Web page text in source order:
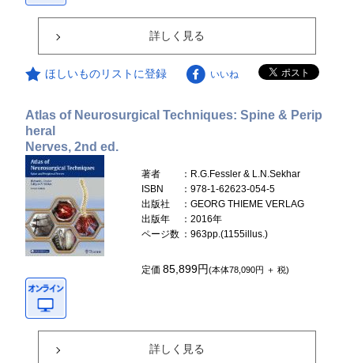
詳しく見る
ほしいものリストに登録 いいね
Atlas of Neurosurgical Techniques: Spine & Perip
heral
Nerves, 2nd ed.
著者
：R.G.Fessler & L.N.Sekhar
ISBN
：978-1-62623-054-5
出版社
：GEORG THIEME VERLAG
出版年
：2016年
ページ数 ：963pp.(1155illus.)
定価85,899円(本体78,090円 ＋ 税)
詳しく見る